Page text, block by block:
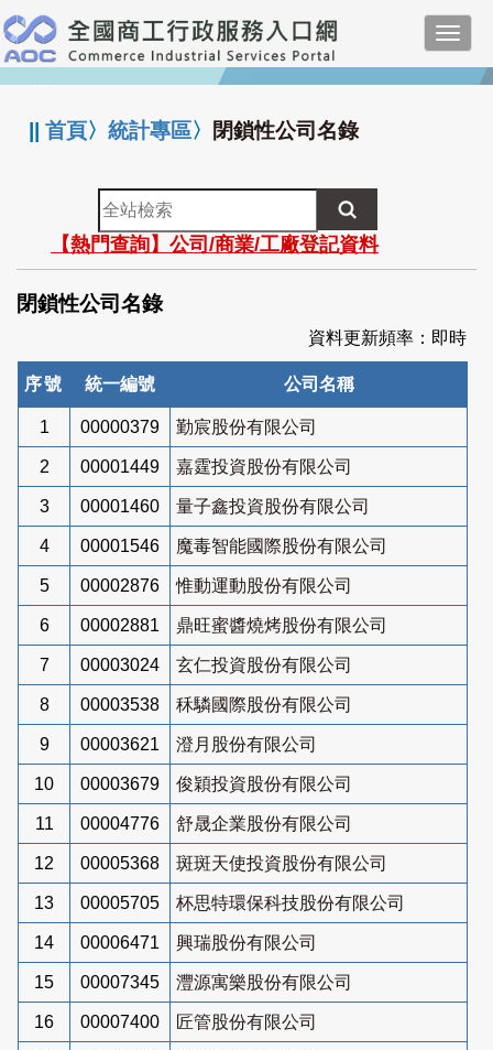
跳
到
主
要
:::
||首頁〉統計專區〉 閉鎖性公司名錄
全
站
檢
索
【熱門查詢】公司/商業/工廠登記資料
閉鎖性公司名錄
資料更新頻率：即時
序號 統一編號 公司名稱
1 00000379 勤宸股份有限公司
2 00001449 嘉霆投資股份有限公司
3 00001460 量子鑫投資股份有限公司
4 00001546 魔毒智能國際股份有限公司
5 00002876 惟動運動股份有限公司
6 00002881 鼎旺蜜醬燒烤股份有限公司
7 00003024 玄仁投資股份有限公司
8 00003538 秝驎國際股份有限公司
9 00003621 澄月股份有限公司
10 00003679 俊穎投資股份有限公司
11 00004776 舒晟企業股份有限公司
12 00005368 斑斑天使投資股份有限公司
13 00005705 杯思特環保科技股份有限公司
14 00006471 興瑞股份有限公司
15 00007345 灃源寓樂股份有限公司
16 00007400 匠管股份有限公司